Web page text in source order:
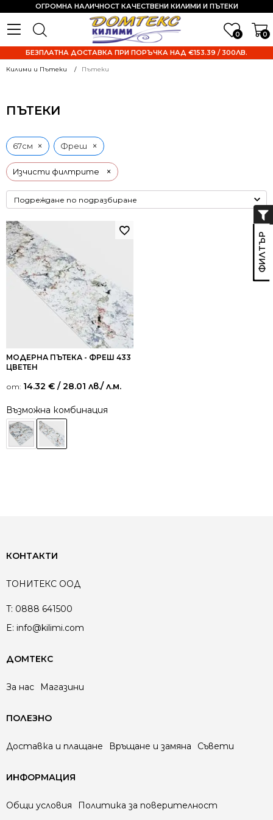
0 0
ОГРОМНА НАЛИЧНОСТ КАЧЕСТВЕНИ КИЛИМИ И ПЪТЕКИ
БЕЗПЛАТНА ДОСТАВКА ПРИ ПОРЪЧКА НАД €153.39 / 300ЛВ.
Килими и Пътеки Пътеки
ПЪТЕКИ
Изчисти филтрите ×
67см × Фреш ×
МОДЕРНА ПЪТЕКА - ФРЕШ 433
ЦВЕТЕН
от: 14.32 € / 28.01 лв./ л.м.
Възможна комбинация
КОНТАКТИ
ТОНИТЕКС ООД
T: 0888 641500
E: info@kilimi.com
ДОМТЕКС
За нас Магазини
ПОЛЕЗНО
Доставка и плащане Връщане и замяна Съвети
ИНФОРМАЦИЯ
Общи условия Политика за поверителност